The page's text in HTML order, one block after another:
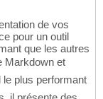
de vos
pour un outil
que les autres
Markdown et
le plus performant